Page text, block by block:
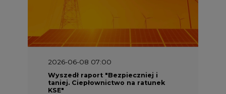
2026-06-08 07:00
Wyszedł raport "Bezpieczniej i
taniej. Ciepłownictwo na ratunek
KSE"